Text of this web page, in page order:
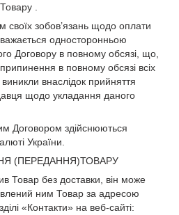
.
зобов’язань щодо оплати
односторонньою
Договору в повному обсязі, що,
в повному обсязі всіх
внаслідок прийняття
щодо укладання даного
Договором здійснюються
України.
(ПЕРЕДАННЯ)ТОВАРУ
Товар без доставки, він може
ним Товар за адресою
«Контакти» на веб-сайті: